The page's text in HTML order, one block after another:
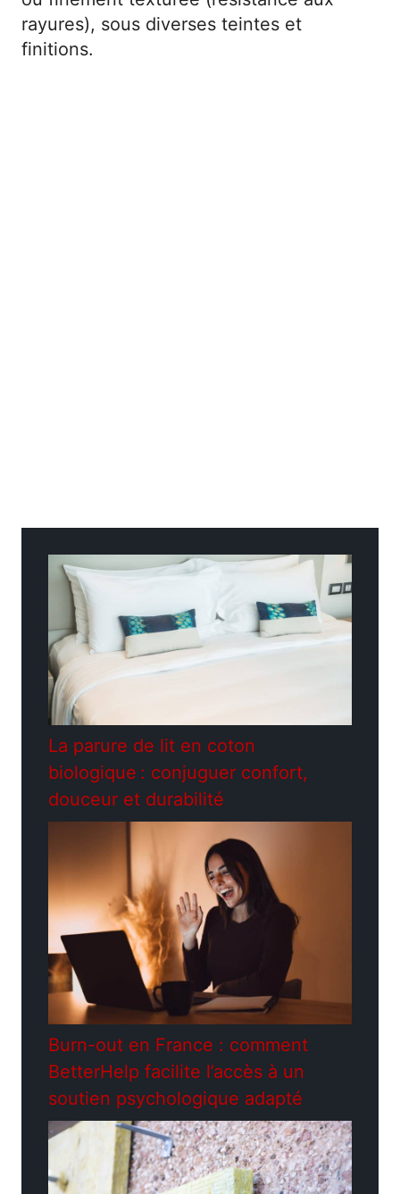
rayures), sous diverses teintes et
finitions.
La parure de lit en coton
biologique : conjuguer confort,
douceur et durabilité
Burn-out en France : comment
BetterHelp facilite l’accès à un
soutien psychologique adapté